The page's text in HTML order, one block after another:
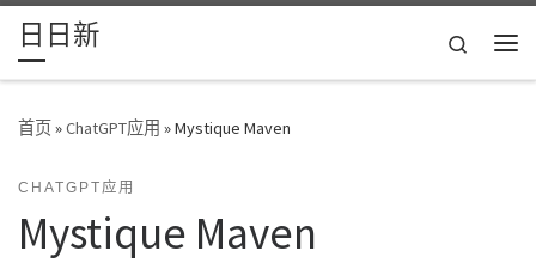
Skip to content
日日新
Search
首页»ChatGPT应用 »Mystique Maven
CHATGPT应用
Mystique Maven